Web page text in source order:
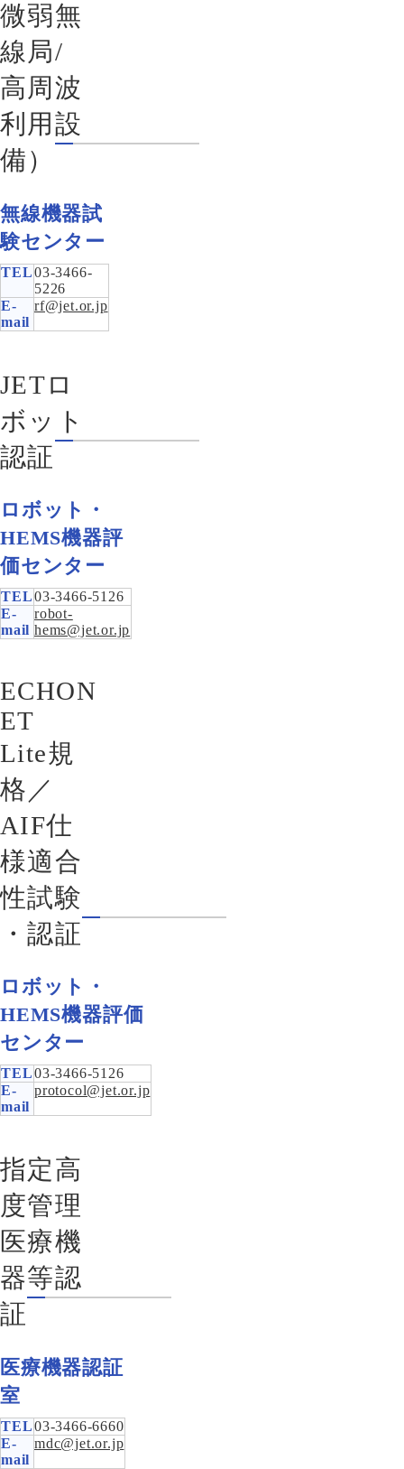
微弱無
線局/
高周波
利用設
備）
無線機器試
験センター
TEL03-3466-
5226
E-
mail
rf@jet.or.jp
JETロ
ボット
認証
ロボット・
HEMS機器評
価センター
TEL03-3466-5126
E-
mail
robot-
hems@jet.or.jp
ECHON
ET
Lite規
格／
AIF仕
様適合
性試験
・認証
ロボット・
HEMS機器評価
センター
TEL03-3466-5126
E-
mail
protocol@jet.or.jp
指定高
度管理
医療機
器等認
証
医療機器認証
室
TEL03-3466-6660
E-
mail
mdc@jet.or.jp